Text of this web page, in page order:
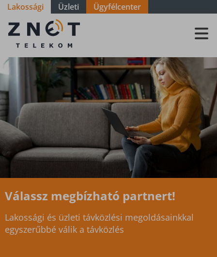
Lakossági Üzleti Ügyfélcenter
Lakosságnak
Válassz megbízható partnert!
Lakossági és üzleti távközlési megoldásainkkal
egyszerűbbé válik a távközlés